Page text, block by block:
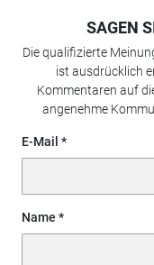
SAGEN
Die qualifizierte
ist ausdrücklich
Kommentaren auf
angenehme
E-Mail
Name